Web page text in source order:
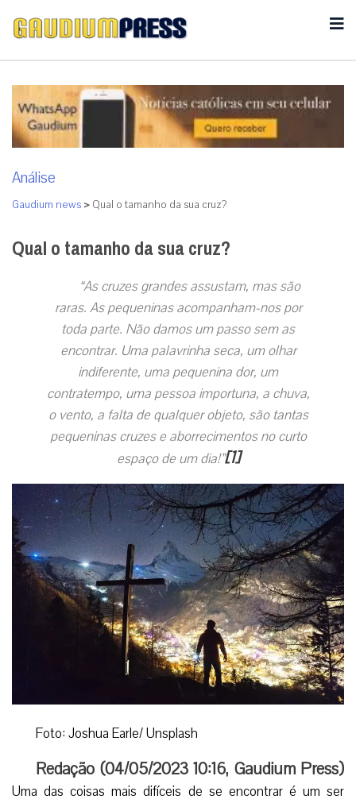
Análise
Gaudium news > Qual o tamanho da sua cruz?
Qual o tamanho da sua cruz?
“As cruzes grandes assustam, mas são
raras. As pequeninas acompanham-nos por
toda parte. Não damos um passo sem as
encontrar. Uma palavrinha seca, um olhar
indiferente, uma pequenina dor, um
contratempo, uma pessoa importuna, a chuva,
o vento, a falta de qualquer objeto, são tantas
pequeninas cruzes e aborrecimentos no curto
espaço de um dia!”[1]
Foto: Joshua Earle/ Unsplash
Redação (04/05/2023 10:16, Gaudium Press)
Uma das coisas mais difíceis de se encontrar é um ser